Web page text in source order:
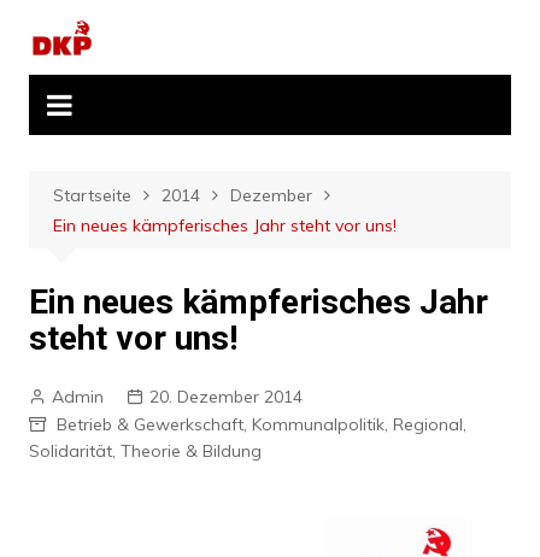
Inhalt
springen
Startseite 2014
Dezember
Ein neues kämpferisches Jahr steht vor uns!
Ein neues kämpferisches Jahr
steht vor uns!
Admin
20. Dezember 2014
Betrieb & Gewerkschaft, Kommunalpolitik, Regional,
Solidarität, Theorie & Bildung